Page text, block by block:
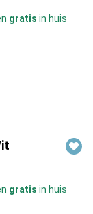
gratis in huis
gratis in huis